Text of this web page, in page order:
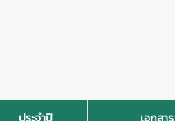
ประจำปี เอกสาร